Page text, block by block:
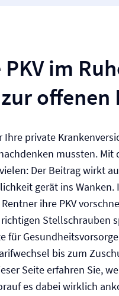
im
private
mussten.
Der Beitrag wirkt
gerät ins
ihre PKV
Stellschrauben
für
bis zum
Seite erfahren Sie,
es dabei wirklich